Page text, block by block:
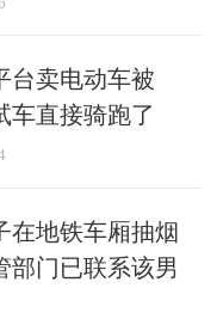
台卖电动车被
车直接骑跑了
在地铁车厢抽烟
部门已联系该男